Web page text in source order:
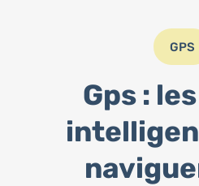
GPS
Gps :